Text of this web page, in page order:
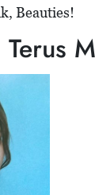
Beauties!